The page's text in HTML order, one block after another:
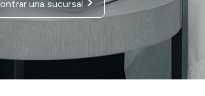
una sucursal